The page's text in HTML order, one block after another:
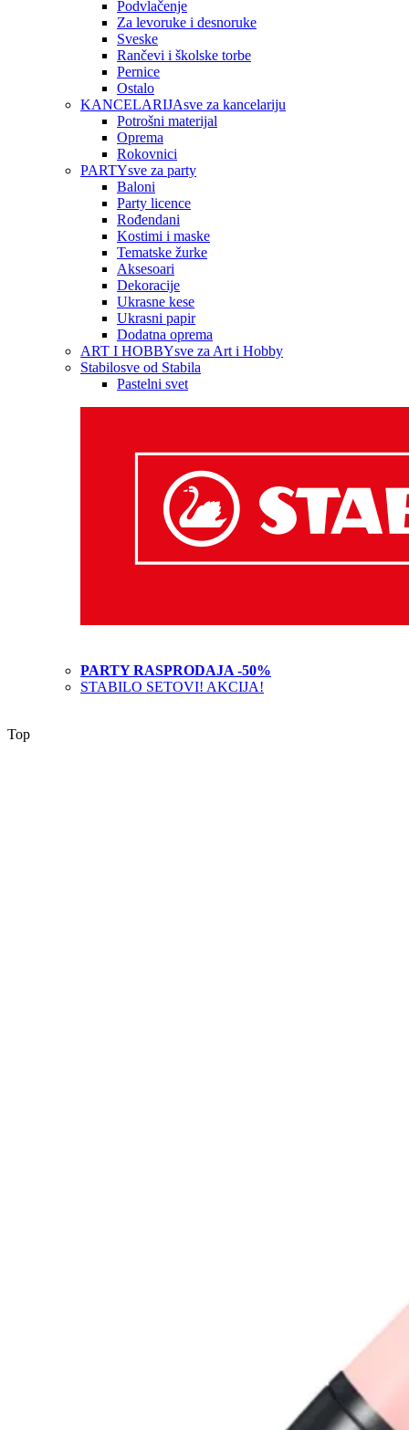
Podvlačenje
Za levoruke i desnoruke
Sveske
Rančevi i školske torbe
Pernice
Ostalo
KANCELARIJAsve za kancelariju
Potrošni materijal
Oprema
Rokovnici
PARTYsve za party
Baloni
Party licence
Rođendani
Kostimi i maske
Tematske žurke
Aksesoari
Dekoracije
Ukrasne kese
Ukrasni papir
Dodatna oprema
ART I HOBBYsve za Art i Hobby
Stabilosve od Stabila
Pastelni svet
PARTY RASPRODAJA -50%
STABILO SETOVI! AKCIJA!
Top